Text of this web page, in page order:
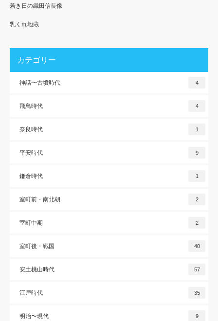
若き日の織田信長像
乳くれ地蔵
カテゴリー
神話〜古墳時代 4
飛鳥時代 4
奈良時代 1
平安時代 9
鎌倉時代 1
室町前・南北朝 2
室町中期 2
室町後・戦国 40
安土桃山時代 57
江戸時代 35
明治〜現代 9